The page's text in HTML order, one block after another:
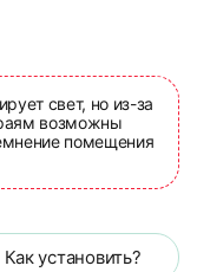
свет, но из-за
возможны
помещения
Как установить?